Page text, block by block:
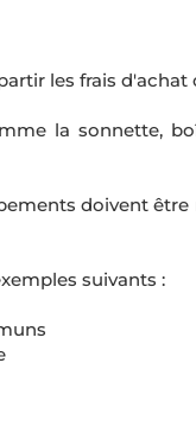
les frais
la sonnette,
doivent
suivants :